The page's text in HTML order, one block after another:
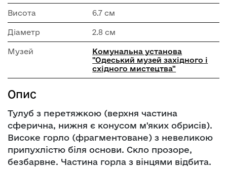
Висота 6.7 см
Діаметр 2.8 см
Музей
Комунальна установа
"Одеський музей західного і
східного мистецтва"
Опис
Тулуб з перетяжкою (верхня частина
сферична, нижня є конусом м'яких обрисів).
Високе горло (фрагментоване) з невеликою
припухлістю біля основи. Скло прозоре,
безбарвне. Частина горла з вінцями відбита.